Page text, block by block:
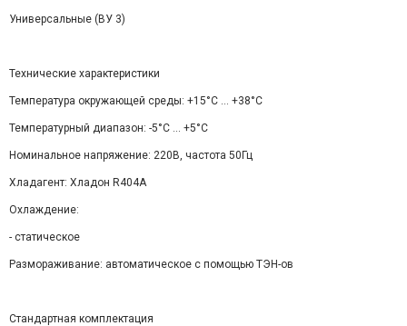
Универсальные (ВУ 3)
Технические характеристики
Температура окружающей среды: +15°C ... +38°C
Температурный диапазон: -5°С ... +5°С
Номинальное напряжение: 220В, частота 50Гц
Хладагент: Хладон R404А
Охлаждение:
- статическое
Размораживание: автоматическое с помощью ТЭН-ов
Стандартная комплектация